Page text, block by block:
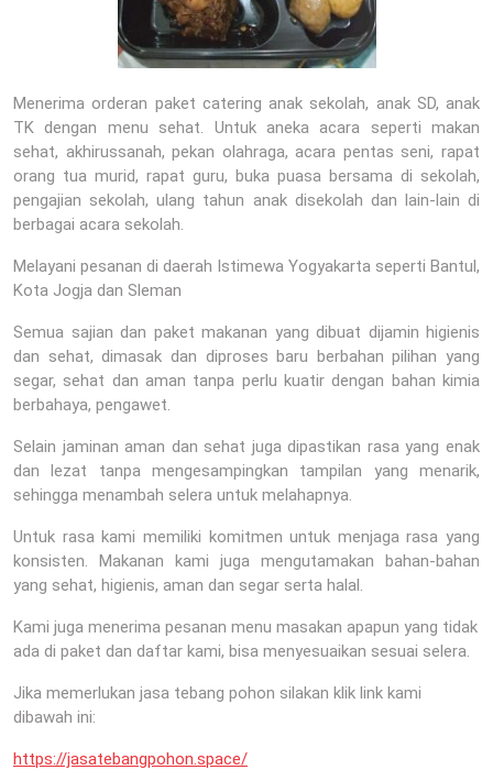
Menerima orderan paket catering anak sekolah, anak SD, anak
TK dengan menu sehat. Untuk aneka acara seperti makan
sehat, akhirussanah, pekan olahraga, acara pentas seni, rapat
orang tua murid, rapat guru, buka puasa bersama di sekolah,
pengajian sekolah, ulang tahun anak disekolah dan lain-lain di
berbagai acara sekolah.
Melayani pesanan di daerah Istimewa Yogyakarta seperti Bantul,
Kota Jogja dan Sleman
Semua sajian dan paket makanan yang dibuat dijamin higienis
dan sehat, dimasak dan diproses baru berbahan pilihan yang
segar, sehat dan aman tanpa perlu kuatir dengan bahan kimia
berbahaya, pengawet.
Selain jaminan aman dan sehat juga dipastikan rasa yang enak
dan lezat tanpa mengesampingkan tampilan yang menarik,
sehingga menambah selera untuk melahapnya.
Untuk rasa kami memiliki komitmen untuk menjaga rasa yang
konsisten. Makanan kami juga mengutamakan bahan-bahan
yang sehat, higienis, aman dan segar serta halal.
Kami juga menerima pesanan menu masakan apapun yang tidak
ada di paket dan daftar kami, bisa menyesuaikan sesuai selera.
Jika memerlukan jasa tebang pohon silakan klik link kami
dibawah ini:
https://jasatebangpohon.space/